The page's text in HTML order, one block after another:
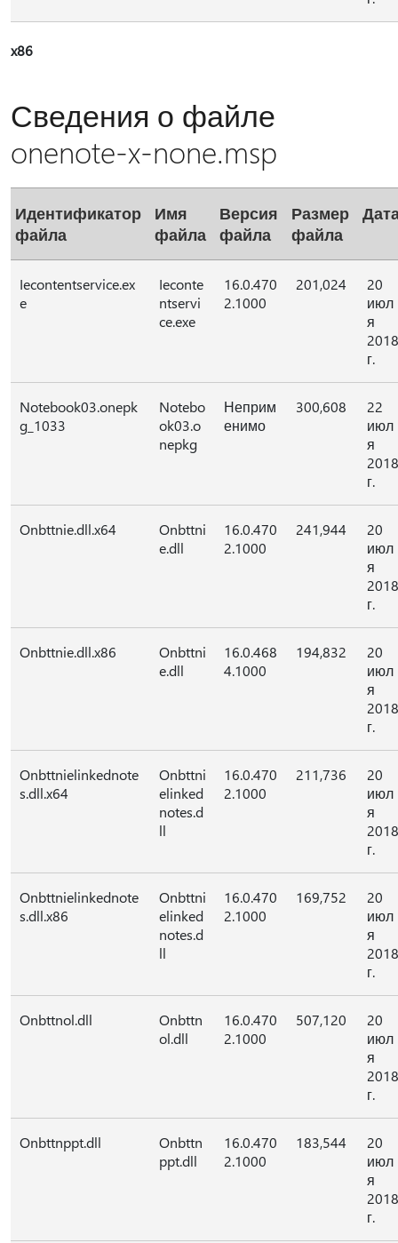
x86
Сведения о файле
onenote-x-none.msp
Идентификатор
файла
Имя
файла
Версия
файла
Размер
файла
Iecontentservice.ex
e
Ieconte
ntservi
ce.exe
16.0.470
2.1000
201,024
20
июл
я
2018
г.
Notebook03.onepk
g_1033
Notebo
ok03.o
nepkg
Неприм
енимо
300,608
22
июл
я
2018
г.
Onbttnie.dll.x64
Onbttni
e.dll
16.0.470
2.1000
241,944
20
июл
я
2018
г.
Onbttnie.dll.x86
Onbttni
e.dll
16.0.468
4.1000
194,832
20
июл
я
2018
г.
Onbttnielinkednote
s.dll.x64
Onbttni
elinked
notes.d
ll
16.0.470
2.1000
211,736
20
июл
я
2018
г.
Onbttnielinkednote
s.dll.x86
Onbttni
elinked
notes.d
ll
16.0.470
2.1000
169,752
20
июл
я
2018
г.
Onbttnol.dll
Onbttn
ol.dll
16.0.470
2.1000
507,120
20
июл
я
2018
г.
Onbttnppt.dll
Onbttn
ppt.dll
16.0.470
2.1000
183,544
20
июл
я
2018
г.